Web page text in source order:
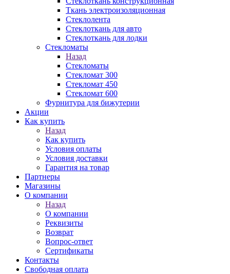
Ткань электроизоляционная
Стеклолента
Стеклоткань для авто
Стеклоткань для лодки
Стекломаты
Назад
Стекломаты
Стекломат 300
Стекломат 450
Стекломат 600
Фурнитура для бижутерии
Акции
Как купить
Назад
Как купить
Условия оплаты
Условия доставки
Гарантия на товар
Партнеры
Магазины
О компании
Назад
О компании
Реквизиты
Возврат
Вопрос-ответ
Сертификаты
Контакты
Свободная оплата